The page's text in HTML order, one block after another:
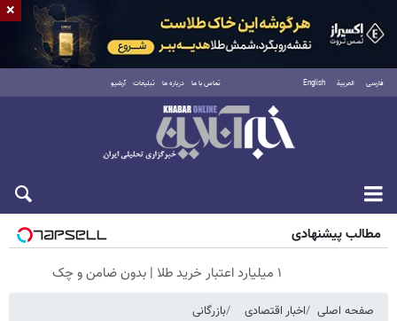
فارسی العربية English تماس با ما درباره ما تبلیغات آرشیو
پنجشنبه ۱۵ مرداد ۱۴۰۵
مطالب پیشنهادی
۱ میلیارد اعتبار خرید طلا | بدون ضامن و چک
صفحه اصلی اخبار اقتصادی بازرگانی
×